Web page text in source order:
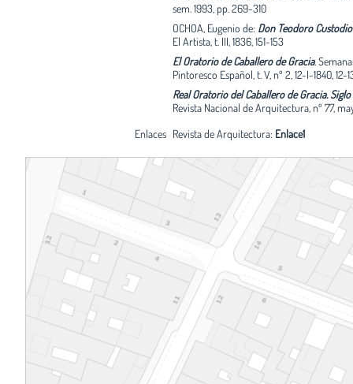
obra de Villanueva y fue adquirido en 1873
Sacramental del Hospital. Cuando se abrió
Vía se decidió dejar intacto el Oratorio,
derribaron las construcciones anejas que
había proyectado para la Congregación y
albergaban la sacristía, sala capitular y
para los congregantes, con fachada a la
calle de San Miguel. Carlos de Luque
una nueva fachada de carácter urbano que
enmascaraba el edificio religioso, el cual
detrás, y afectaba levemente al ábside
amplio proyecto de rehabilitación y
elementos originales en el Oratorio, que
reconstrucción del ábside de Villanueva y
consiguiente derribo de la fachada de
crear una nueva que abriese aquél a la
Solución compleja y discutible, precisó
concurso convocado por la Comunidad
para abordarla, optándose por el
Feduchi como el más apropiado. Este
pretende revelar la presencia del ábside y
del Oratorio sin renunciar al carácter de la
arquitectura del entorno, utilizando así el
monumental para encuadrar al primero, e
los diferentes volúmenes, y buscando un
paralelo a otros edificios madrileños
el antiguo Banco Mercantil o el Palacio de
sem. 1993, pp. 269-310
OCHOA, Eugenio de: Don Teodoro
El Artista, t. III, 1836, 151-153
El Oratorio de Caballero de Gracia.
Pintoresco Español, t. V, nº 2, 12-I-1840, 12-
Real Oratorio del Caballero de Gracia. Siglo
Revista Nacional de Arquitectura, nº 77,
Enlaces Revista de Arquitectura: Enlace1